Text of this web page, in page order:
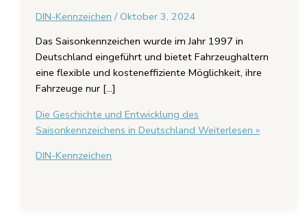
DIN-Kennzeichen /Oktober 3, 2024
Das Saisonkennzeichen wurde im Jahr 1997 in
Deutschland eingeführt und bietet Fahrzeughaltern
eine flexible und kosteneffiziente Möglichkeit, ihre
Fahrzeuge nur […]
Die Geschichte und Entwicklung des
Saisonkennzeichens in Deutschland Weiterlesen »
DIN-Kennzeichen